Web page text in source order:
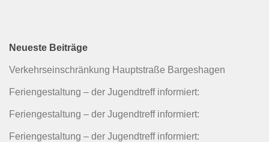
Neueste Beiträge
Verkehrseinschränkung Hauptstraße Bargeshagen
Feriengestaltung – der Jugendtreff informiert:
Feriengestaltung – der Jugendtreff informiert:
Feriengestaltung – der Jugendtreff informiert: